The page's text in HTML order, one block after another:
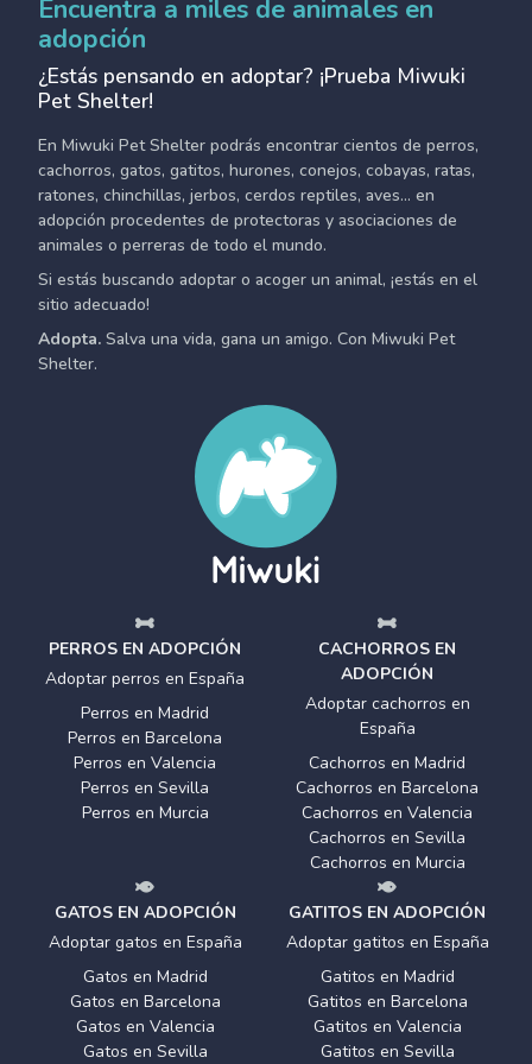
Encuentra a miles de animales en
adopción
¿Estás pensando en adoptar? ¡Prueba Miwuki
Pet Shelter!
En Miwuki Pet Shelter podrás encontrar cientos de perros,
cachorros, gatos, gatitos, hurones, conejos, cobayas, ratas,
ratones, chinchillas, jerbos, cerdos reptiles, aves... en
adopción procedentes de protectoras y asociaciones de
animales o perreras de todo el mundo.
Si estás buscando adoptar o acoger un animal, ¡estás en el
sitio adecuado!
Adopta. Salva una vida, gana un amigo. Con Miwuki Pet
Shelter.
PERROS EN ADOPCIÓN
Adoptar perros en España
Perros en Madrid
Perros en Barcelona
Perros en Valencia
Perros en Sevilla
Perros en Murcia
CACHORROS EN
ADOPCIÓN
Adoptar cachorros en
España
Cachorros en Madrid
Cachorros en Barcelona
Cachorros en Valencia
Cachorros en Sevilla
Cachorros en Murcia
GATOS EN ADOPCIÓN
Adoptar gatos en España
Gatos en Madrid
Gatos en Barcelona
Gatos en Valencia
Gatos en Sevilla
GATITOS EN ADOPCIÓN
Adoptar gatitos en España
Gatitos en Madrid
Gatitos en Barcelona
Gatitos en Valencia
Gatitos en Sevilla